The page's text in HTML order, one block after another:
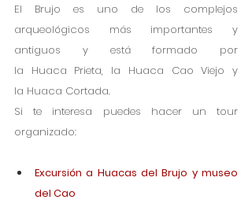
El Brujo es uno de los complejos
arqueológicos más importantes y
antiguos y está formado por
la Huaca Prieta, la Huaca Cao Viejo y
la Huaca Cortada.
Si te interesa puedes hacer un tour
organizado:
Excursión a Huacas del Brujo y museo
del Cao